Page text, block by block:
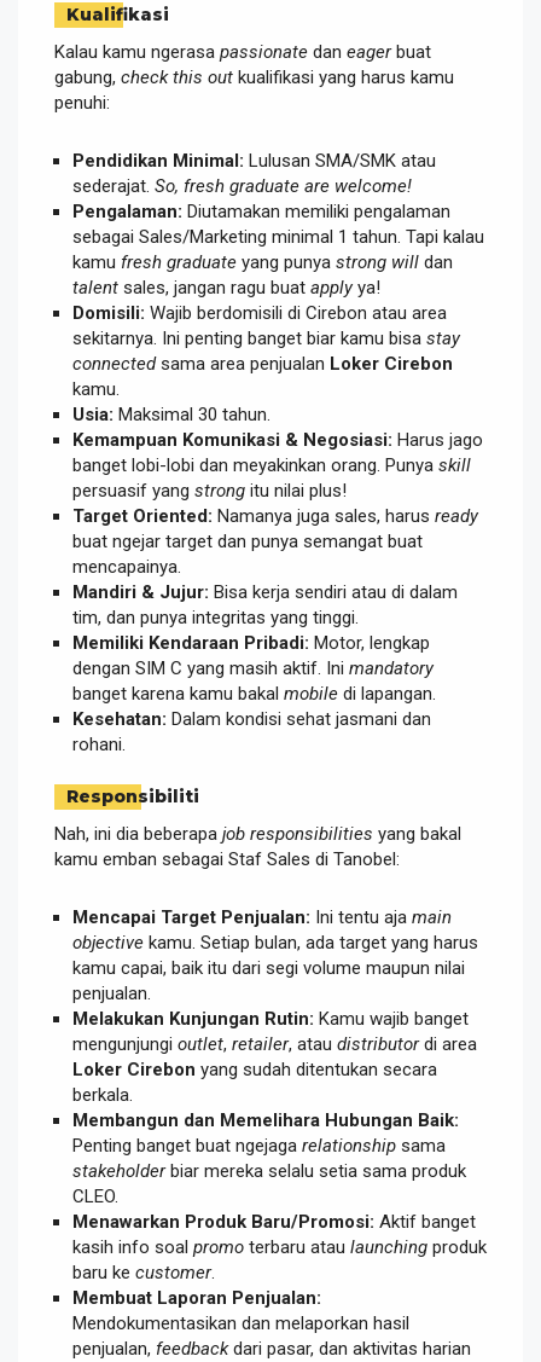
Kualifikasi
Kalau kamu ngerasa passionate dan eagerbuat
gabung, check this out kualifikasi yang harus kamu
penuhi:
Pendidikan Minimal: Lulusan SMA/SMK atau
sederajat. So, fresh graduate are welcome!
Pengalaman: Diutamakan memiliki pengalaman
sebagai Sales/Marketing minimal 1 tahun. Tapi kalau
kamu fresh graduate yang punya strong will dan
talent sales, jangan ragu buat applyya!
Domisili: Wajib berdomisili di Cirebon atau area
sekitarnya. Ini penting banget biar kamu bisa stay
connectedsama area penjualan Loker Cirebon
kamu.
Usia: Maksimal 30 tahun.
Kemampuan Komunikasi & Negosiasi: Harus jago
banget lobi-lobi dan meyakinkan orang. Punya skill
persuasif yang strong itu nilai plus!
Target Oriented: Namanya juga sales, harus ready
buat ngejar target dan punya semangat buat
mencapainya.
Mandiri & Jujur: Bisa kerja sendiri atau di dalam
tim, dan punya integritas yang tinggi.
Memiliki Kendaraan Pribadi: Motor, lengkap
dengan SIM C yang masih aktif. Ini mandatory
banget karena kamu bakal mobile di lapangan.
Kesehatan: Dalam kondisi sehat jasmani dan
rohani.
Responsibiliti
Nah, ini dia beberapa job responsibilities yang bakal
kamu emban sebagai Staf Sales di Tanobel:
Mencapai Target Penjualan: Ini tentu aja main
objective kamu. Setiap bulan, ada target yang harus
kamu capai, baik itu dari segi volume maupun nilai
penjualan.
Melakukan Kunjungan Rutin: Kamu wajib banget
mengunjungi outlet, retailer, atau distributordi area
Loker Cirebon yang sudah ditentukan secara
berkala.
Membangun dan Memelihara Hubungan Baik:
Penting banget buat ngejaga relationship sama
stakeholderbiar mereka selalu setia sama produk
CLEO.
Menawarkan Produk Baru/Promosi: Aktif banget
kasih info soal promo terbaru atau launching produk
baru ke customer.
Membuat Laporan Penjualan:
Mendokumentasikan dan melaporkan hasil
penjualan, feedbackdari pasar, dan aktivitas harian